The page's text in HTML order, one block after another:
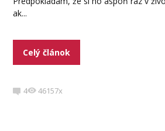
ak...
Celý článok
4 46157x